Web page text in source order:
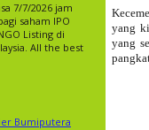
7/7/2026 jam
saham IPO
Listing di
All the best
Bumiputera
yang
yang